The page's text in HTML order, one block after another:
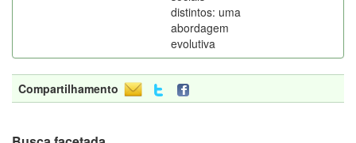
distintos: uma
abordagem
evolutiva
Compartilhamento